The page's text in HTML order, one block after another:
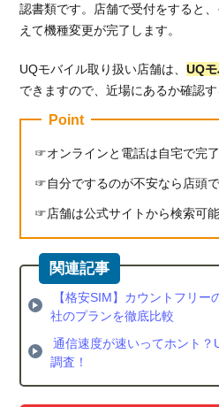
料金
を比
5.2.1.
音声通
話SIM
を比較
5.2.2.
SIMの
料金を
比較
6.
UQ
モバ
イル
のメ
認書類です。店舗で受付をすると
えて機種変更が完了します。
UQモバイル取り扱い店舗は、UQ
できますので、近場にあるか確認す
Point
オンラインと電話は自宅で完
自分でするのが不安なら店頭
店舗は公式サイトから検索可能
【格安SIM】カウントフリ
社のプランを徹底比較
通信速度が速いってホント
調査！